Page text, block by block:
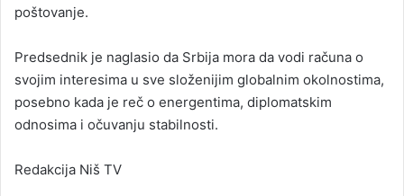
poštovanje.
Predsednik je naglasio da Srbija mora da vodi računa o
svojim interesima u sve složenijim globalnim okolnostima,
posebno kada je reč o energentima, diplomatskim
odnosima i očuvanju stabilnosti.
Redakcija Niš TV